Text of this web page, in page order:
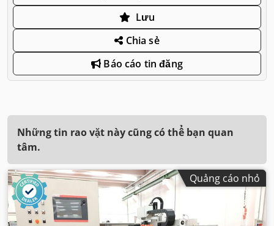
Lưu
Chia sẻ
Báo cáo tin đăng
Những tin rao vặt này cũng có thể bạn quan
tâm.
Quảng cáo nhỏ